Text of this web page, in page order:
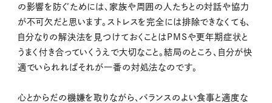
の影響を防ぐためには、家族や周囲の人たちとの対話や協力
が不可欠だと思います。ストレスを完全には排除できなくても、
自分なりの解決法を見つけておくことはPMSや更年期症状と
うまく付き合っていくうえで大切なこと。結局のところ、自分が快
適でいられればそれが一番の対処法なのです。
心とからだの機嫌を取りながら、バランスのよい食事と適度な